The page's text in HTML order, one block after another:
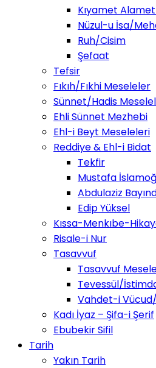
Kıyamet
Nüzul-u İsa/
Ruh/Cisim
Şefaat
Tefsir
Fıkıh/Fıkhi Meseleler
Sünnet/Hadis
Ehli Sünnet Mezhebi
Ehl-i Beyt Meseleleri
Reddiye & Ehl-i Bidat
Tekfir
Mustafa
Abdulaziz
Edip Yüksel
Kıssa-Menkıbe-
Risale-i Nur
Tasavvuf
Tasavvuf
Tevessül/
Vahdet-i
Kadı İyaz – Şifa-i Şerif
Ebubekir Sifil
Tarih
Yakın Tarih